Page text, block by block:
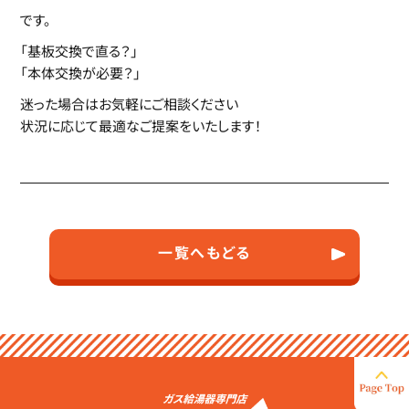
です。
「基板交換で直る？」
「本体交換が必要？」
迷った場合はお気軽にご相談ください
状況に応じて最適なご提案をいたします！
一覧へもどる